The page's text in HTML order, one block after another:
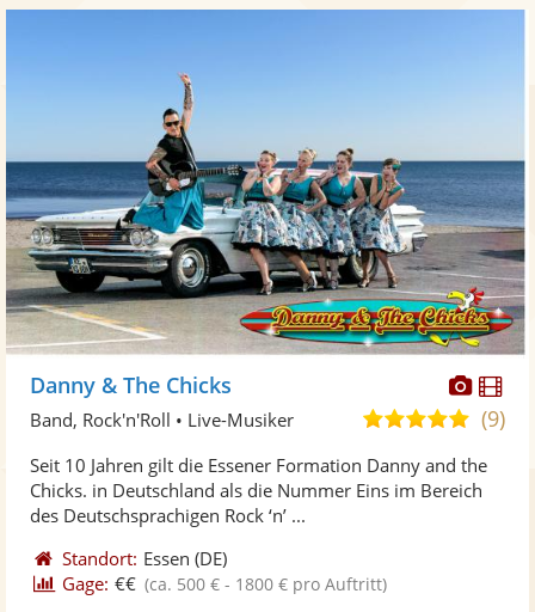
Fotos
Danny & The Chicks
5,0
5
(9)
Band, Rock'n'Roll • Live-Musiker
Seit 10 Jahren gilt die Essener Formation Danny and the
Chicks. in Deutschland als die Nummer Eins im Bereich
des Deutschsprachigen Rock ‘n’ ...
Standort: Essen (DE)
Gage: €€ (ca. 500 € - 1800 € pro Auftritt)